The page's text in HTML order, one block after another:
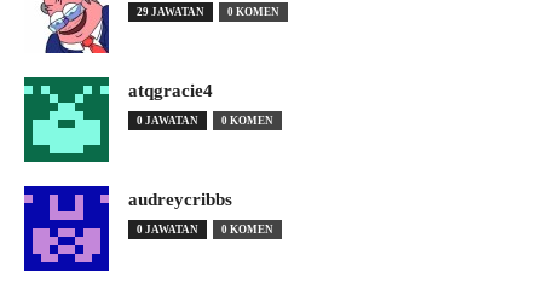
29 JAWATAN 0 KOMEN
atqgracie4
0 JAWATAN 0 KOMEN
audreycribbs
0 JAWATAN 0 KOMEN